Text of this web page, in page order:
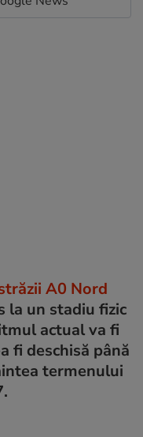
A0 Nord
la un stadiu fizic
actual va fi
fi deschisă până
termenului